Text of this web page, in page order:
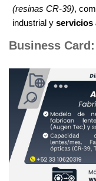
(resinas CR-39),
industrial y servicios
Business Card: